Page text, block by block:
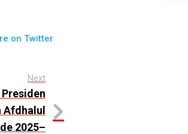
on Twitter
Next
Afdhalul
2025–